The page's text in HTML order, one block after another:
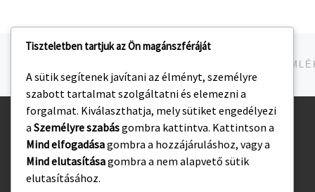
Navigálás a bejegyzések között
jelen bejegyzés
GYULAI BRONZÉRMEK A HORVÁTH NIKOLETT
Kezdőlap
Adatvédelmi irányelvek
Tiszteletben tartjuk az Ön magánszféráját
A sütik segítenek javítani az élményt, személyre
szabott tartalmat szolgáltatni és elemezni a
forgalmat. Kiválaszthatja, mely sütiket engedélyezi
a Személyre szabásgombra kattintva. Kattintson a
Mind elfogadásagombra a hozzájáruláshoz, vagy a
Mind elutasításagombra a nem alapvető sütik
elutasításához.